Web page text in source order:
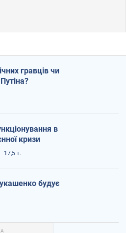
гравців чи
в
кризи
17,5 т.
будує